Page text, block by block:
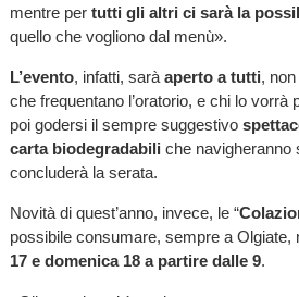
mentre per tutti gli altri ci sarà la
quello che vogliono dal menù».
L’evento, infatti, sarà aperto a tutti,
che frequentano l’oratorio, e chi lo vorrà
poi godersi il sempre suggestivo
carta biodegradabili che navigheranno
concluderà la serata.
Novità di quest’anno, invece, le “
possibile consumare, sempre a Olgiate,
17 e domenica 18 a partire dalle 9.